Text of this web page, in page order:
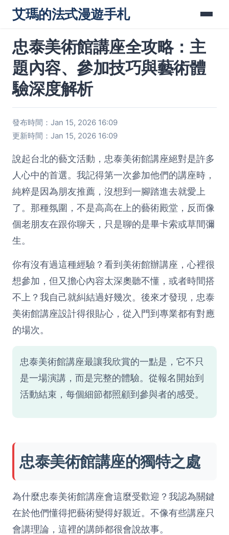
艾瑪的法式漫遊手札
忠泰美術館講座全攻略：主
題內容、參加技巧與藝術體
驗深度解析
發布時間：Jan 15, 2026 16:09
更新時間：Jan 15, 2026 16:09
說起台北的藝文活動，忠泰美術館講座絕對是許多
人心中的首選。我記得第一次參加他們的講座時，
純粹是因為朋友推薦，沒想到一腳踏進去就愛上
了。那種氛圍，不是高高在上的藝術殿堂，反而像
個老朋友在跟你聊天，只是聊的是畢卡索或草間彌
生。
你有沒有過這種經驗？看到美術館辦講座，心裡很
想參加，但又擔心內容太深奧聽不懂，或者時間搭
不上？我自己就糾結過好幾次。後來才發現，忠泰
美術館講座設計得很貼心，從入門到專業都有對應
的場次。
忠泰美術館講座最讓我欣賞的一點是，它不只
是一場演講，而是完整的體驗。從報名開始到
活動結束，每個細節都照顧到參與者的感受。
忠泰美術館講座的獨特之處
為什麼忠泰美術館講座會這麼受歡迎？我認為關鍵
在於他們懂得把藝術變得好親近。不像有些講座只
會講理論，這裡的講師都很會說故事。